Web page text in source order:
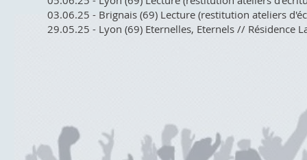
03.06.25 - Brignais (69) Lecture (restitution ateliers
29.05.25 - Lyon (69) Eternelles, Eternels // Résidence